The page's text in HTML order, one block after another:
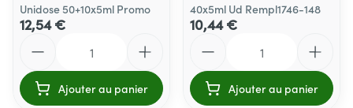
Unidose 50+10x5ml Promo
12,54 €
Ajouter au panier
40x5ml Ud Rempl1746-148
10,44 €
Ajouter au panier